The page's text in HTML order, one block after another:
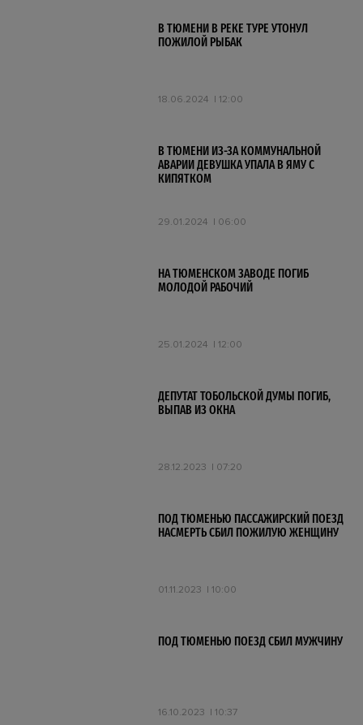
В ТЮМЕНИ В РЕКЕ ТУРЕ УТОНУЛ
ПОЖИЛОЙ РЫБАК
18.06.2024 12:00
В ТЮМЕНИ ИЗ-ЗА КОММУНАЛЬНОЙ
АВАРИИ ДЕВУШКА УПАЛА В ЯМУ С
КИПЯТКОМ
29.01.2024 06:00
НА ТЮМЕНСКОМ ЗАВОДЕ ПОГИБ
МОЛОДОЙ РАБОЧИЙ
25.01.2024 12:00
ДЕПУТАТ ТОБОЛЬСКОЙ ДУМЫ ПОГИБ,
ВЫПАВ ИЗ ОКНА
28.12.2023 07:20
ПОД ТЮМЕНЬЮ ПАССАЖИРСКИЙ ПОЕЗД
НАСМЕРТЬ СБИЛ ПОЖИЛУЮ ЖЕНЩИНУ
01.11.2023 10:00
ПОД ТЮМЕНЬЮ ПОЕЗД СБИЛ МУЖЧИНУ
16.10.2023 10:37